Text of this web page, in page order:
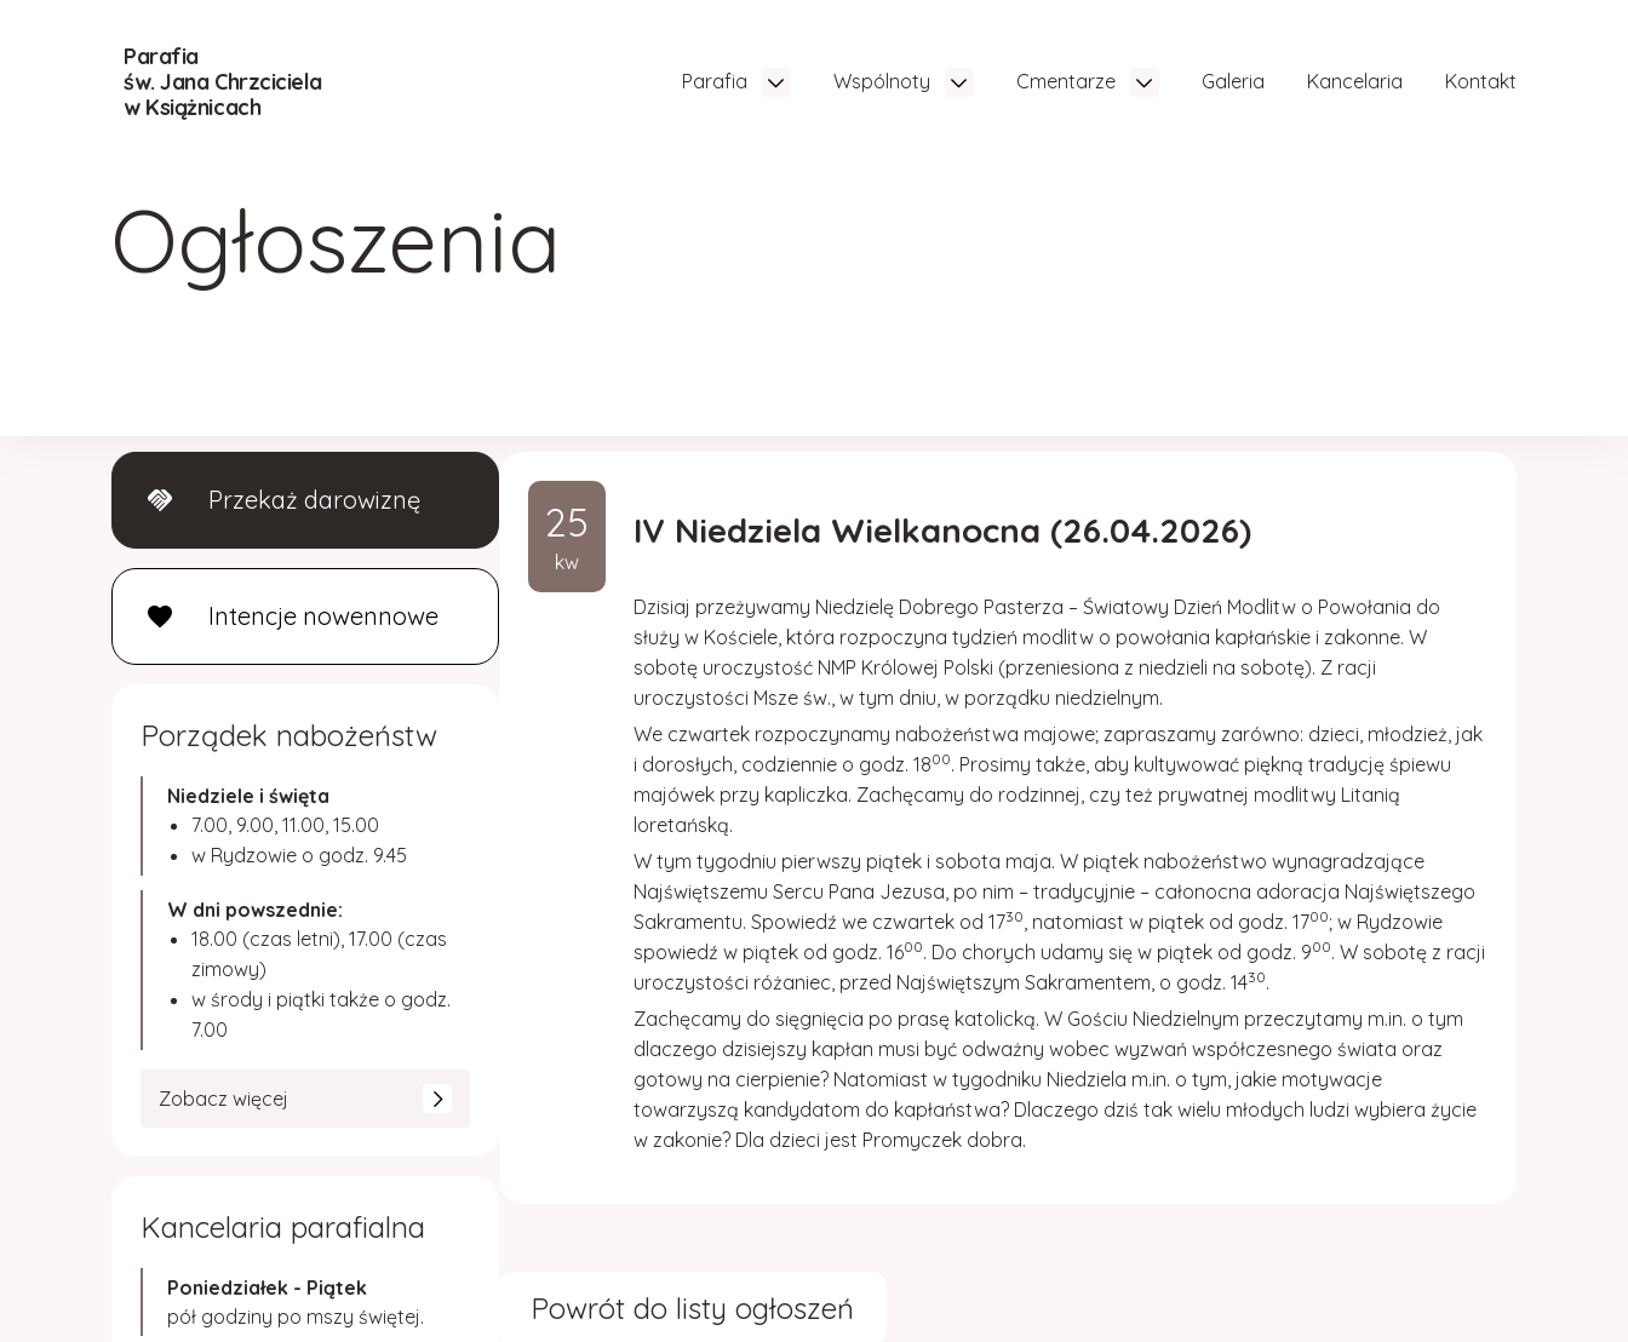
Parafia
św. Jana Chrzciciela
w Książnicach
Parafia Wspólnoty Cmentarze Galeria Kancelaria Kontakt
Ogłoszenia
handshake Przekaż darowiznę
favorite Intencje nowennowe
Porządek nabożeństw
Niedziele i święta
7.00, 9.00, 11.00, 15.00
w Rydzowie o godz. 9.45
W dni powszednie:
18.00 (czas letni), 17.00 (czas
zimowy)
w środy i piątki także o godz.
7.00
Zobacz więcej
Kancelaria parafialna
Poniedziałek - Piątek
pół godziny po mszy świętej.
25
kw
IV Niedziela Wielkanocna (26.04.2026)
Dzisiaj przeżywamy Niedzielę Dobrego Pasterza – Światowy Dzień Modlitw o Powołania do
służy w Kościele, która rozpoczyna tydzień modlitw o powołania kapłańskie i zakonne. W
sobotę uroczystość NMP Królowej Polski (przeniesiona z niedzieli na sobotę). Z racji
uroczystości Msze św., w tym dniu, w porządku niedzielnym.
We czwartek rozpoczynamy nabożeństwa majowe; zapraszamy zarówno: dzieci, młodzież, jak
i dorosłych, codziennie o godz. 1800. Prosimy także, aby kultywować piękną tradycję śpiewu
majówek przy kapliczka. Zachęcamy do rodzinnej, czy też prywatnej modlitwy Litanią
loretańską.
W tym tygodniu pierwszy piątek i sobota maja. W piątek nabożeństwo wynagradzające
Najświętszemu Sercu Pana Jezusa, po nim – tradycyjnie – całonocna adoracja Najświętszego
Sakramentu. Spowiedź we czwartek od 1730, natomiast w piątek od godz. 1700; w Rydzowie
spowiedź w piątek od godz. 1600. Do chorych udamy się w piątek od godz. 900. W sobotę z racji
uroczystości różaniec, przed Najświętszym Sakramentem, o godz. 1430.
Zachęcamy do sięgnięcia po prasę katolicką. W Gościu Niedzielnym przeczytamy m.in. o tym
dlaczego dzisiejszy kapłan musi być odważny wobec wyzwań współczesnego świata oraz
gotowy na cierpienie? Natomiast w tygodniku Niedziela m.in. o tym, jakie motywacje
towarzyszą kandydatom do kapłaństwa? Dlaczego dziś tak wielu młodych ludzi wybiera życie
w zakonie? Dla dzieci jest Promyczek dobra.
Powrót do listy ogłoszeń